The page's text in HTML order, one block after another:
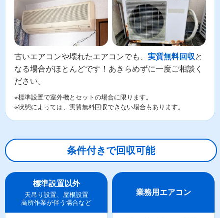
古いエアコンや壊れたエアコンでも、 実質無料回収と
なる場合がほとんどです！あきらめずに一度ご相談く
ださい。
※標準設置で室外機とセットの場合に限ります。
※状態によっては、実質無料回収できない場合もあります。
条件付きで回収可能
標準設置以外
天吊り設置、屋根設置
高所作業が伴う場合など
業務用エアコン